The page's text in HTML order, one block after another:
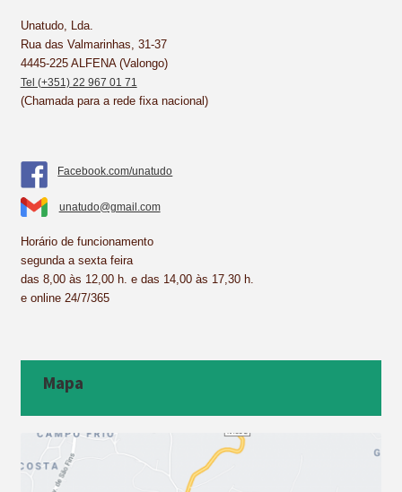
k
s
t
Unatudo, Lda.
Rua das Valmarinhas, 31-37
4445-225 ALFENA (Valongo)
Tel (+351) 22 967 01 71
(Chamada para a rede fixa nacional)
Facebook.com/unatudo
unatudo@gmail.com
Horário de funcionamento
segunda a sexta feira
das 8,00 às 12,00 h. e das 14,00 às 17,30 h.
e online 24/7/365
Mapa